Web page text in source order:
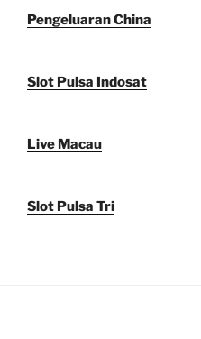
Pengeluaran China
Slot Pulsa Indosat
Live Macau
Slot Pulsa Tri